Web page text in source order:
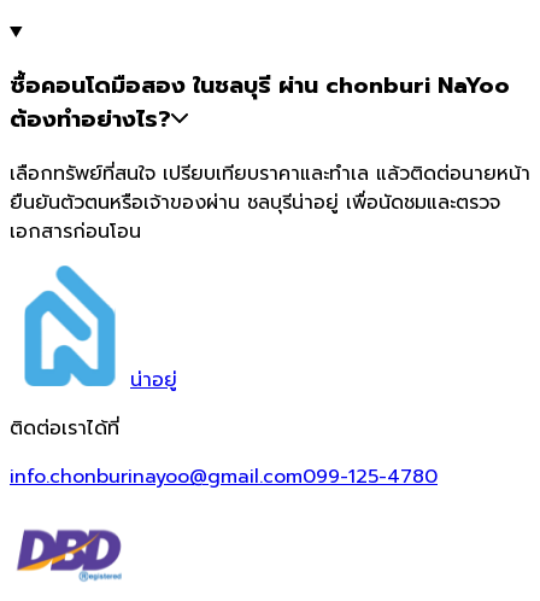
ซื้อคอนโดมือสอง ในชลบุรี ผ่าน chonburi NaYoo
ต้องทำอย่างไร?
เลือกทรัพย์ที่สนใจ เปรียบเทียบราคาและทำเล แล้วติดต่อนายหน้า
ยืนยันตัวตนหรือเจ้าของผ่าน ชลบุรีน่าอยู่ เพื่อนัดชมและตรวจ
เอกสารก่อนโอน
น่าอยู่
ติดต่อเราได้ที่
info.chonburinayoo@gmail.com099-125-4780